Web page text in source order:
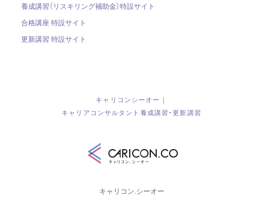
養成講習（リスキリング補助金）特設サイト
合格講座 特設サイト
更新講習 特設サイト
キャリコンシーオー｜
キャリアコンサルタント養成講習・更新講習
キャリコン.シーオー